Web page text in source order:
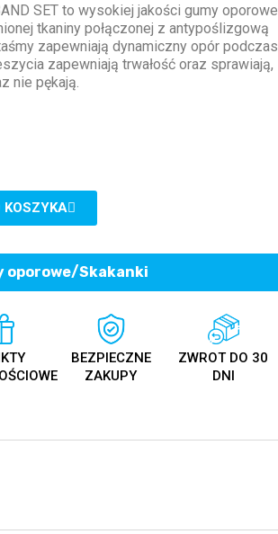
SET to wysokiej jakości gumy oporowe
tkaniny połączonej z antypoślizgową
zapewniają dynamiczny opór podczas
zapewniają trwałość oraz sprawiają,
nie pękają.
KOSZYKA
oporowe/Skakanki
BEZPIECZNE
ZAKUPY
ZWROT DO 30
DNI